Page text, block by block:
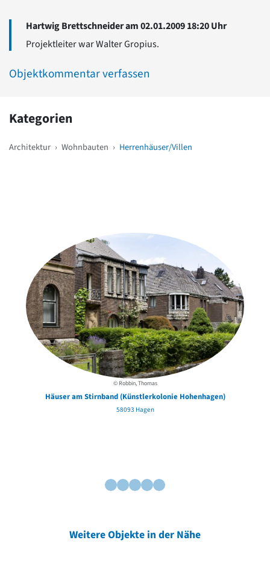
Hartwig Brettschneider am 02.01.2009 18:20 Uhr
Projektleiter war Walter Gropius.
Objektkommentar verfassen
Kategorien
Architektur › Wohnbauten › Herrenhäuser/Villen
© Robbin, Thomas
Häuser am Stirnband (Künstlerkolonie Hohenhagen)
58093 Hagen
Weitere Objekte in der Nähe